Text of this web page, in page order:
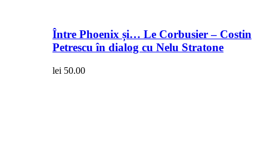
Între Phoenix și… Le Corbusier – Costin
Petrescu în dialog cu Nelu Stratone
lei 50.00